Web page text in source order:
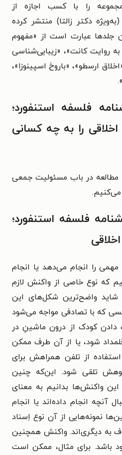
را با کسب اجازه از
دکتر زالتا) منتشر کرده
جلدها عبارت است از «مفهوم
روایت کانت»، «زیبایی‌شناسی
ارسطو»، «باروخ اسپینوزا»،
فلسفه استنفورد؛
را به چه کسانی
مطالعه در باب مسئولیت جمعی
می‌کنیم.
فلسفه استنفورد؛
را انجام می‌دهد یا انجام
که نوع خاصی از واکنش لازم
واضح‌ترین شکل‌های این
که با تصادفی مواجه می‌شود
کودک از درون ماشینِ در
شود، یا از آن طرف ممکن
از تلفن همراهش برای
تلقی شود. این‌که چنین
این واکنش‌ها بدانیم به معنای
آنچه انجام داده‌اند یا انجام
نمونه‌هایی از آن نوع اِسناد
به دیگری‌اند. واکنش همچنین
برای مثال، ممکن است